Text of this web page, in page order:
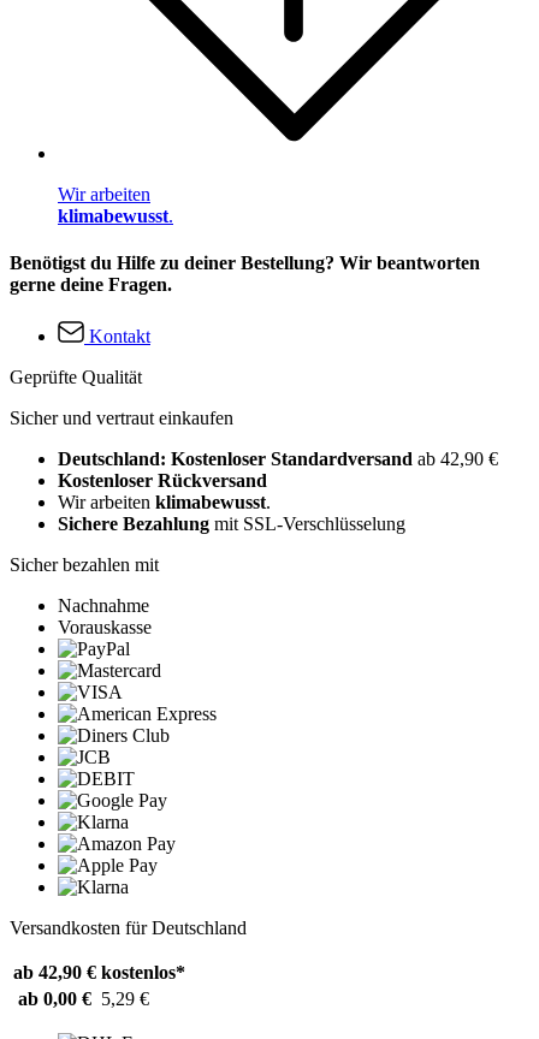
Wir arbeiten
klimabewusst.
Benötigst du Hilfe zu deiner Bestellung? Wir beantworten
gerne deine Fragen.
Kontakt
Geprüfte Qualität
Sicher und vertraut einkaufen
Deutschland: Kostenloser Standardversand ab 42,90 €
Kostenloser Rückversand
Wir arbeiten klimabewusst.
Sichere Bezahlung mit SSL-Verschlüsselung
Sicher bezahlen mit
Nachnahme
Vorauskasse
Versandkosten für Deutschland
ab 42,90 € kostenlos*
ab 0,00 € 5,29 €